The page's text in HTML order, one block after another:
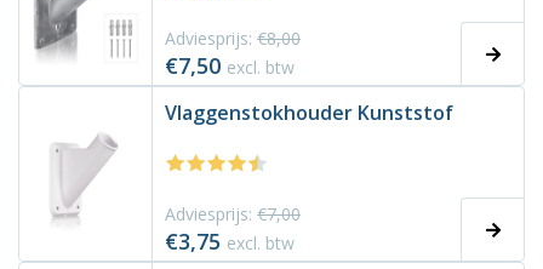
Adviesprijs: €8,00
€7,50 excl. btw
Vlaggenstokhouder Kunststof
Adviesprijs: €7,00
€3,75 excl. btw